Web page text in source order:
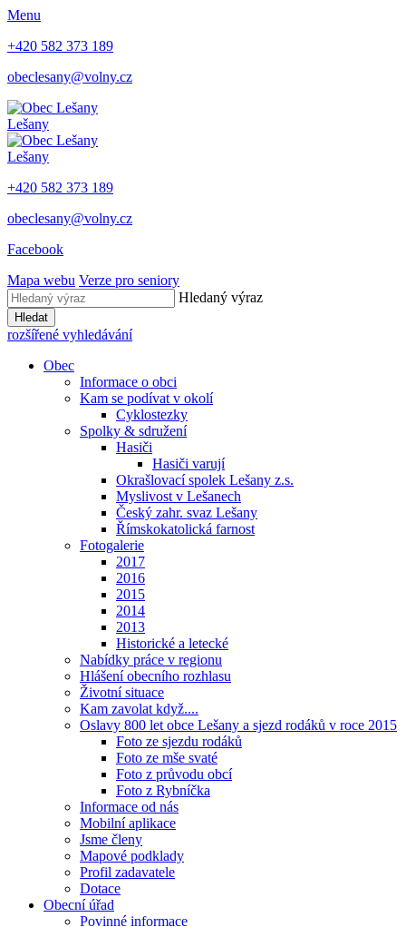
Menu
+420 582 373 189
obeclesany@volny.cz
Lešany
Lešany
+420 582 373 189
obeclesany@volny.cz
Facebook
Mapa webu Verze pro seniory
Hledaný výraz
Hledat
rozšířené vyhledávání
Obec
Informace o obci
Kam se podívat v okolí
Cyklostezky
Spolky & sdružení
Hasiči
Hasiči varují
Okrašlovací spolek Lešany z.s.
Myslivost v Lešanech
Český zahr. svaz Lešany
Římskokatolická farnost
Fotogalerie
2017
2016
2015
2014
2013
Historické a letecké
Nabídky práce v regionu
Hlášení obecního rozhlasu
Životní situace
Kam zavolat když....
Oslavy 800 let obce Lešany a sjezd rodáků v roce 2015
Foto ze sjezdu rodáků
Foto ze mše svaté
Foto z průvodu obcí
Foto z Rybníčka
Informace od nás
Mobilní aplikace
Jsme členy
Mapové podklady
Profil zadavatele
Dotace
Obecní úřad
Povinné informace